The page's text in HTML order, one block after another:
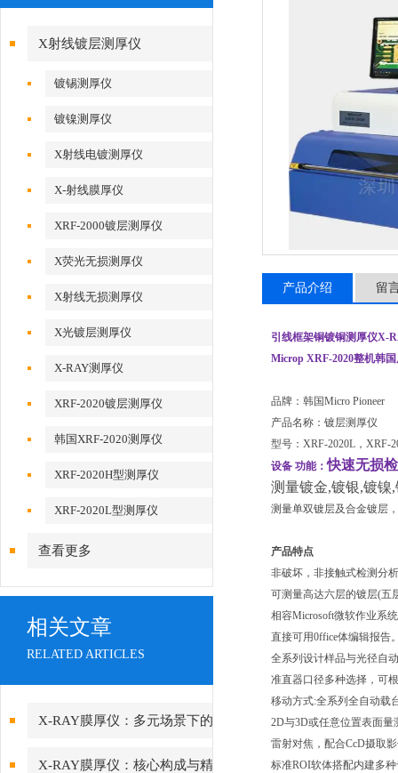
X射线镀层测厚仪
镀锡测厚仪
镀镍测厚仪
X射线电镀测厚仪
X-射线膜厚仪
XRF-2000镀层测厚仪
X荧光无损测厚仪
X射线无损测厚仪
X光镀层测厚仪
X-RAY测厚仪
XRF-2020镀层测厚仪
韩国XRF-2020测厚仪
XRF-2020H型测厚仪
XRF-2020L型测厚仪
查看更多
相关文章
RELATED ARTICLES
X-RAY膜厚仪：多元场景下的
精准检测边界
X-RAY膜厚仪：核心构成与精
产品介绍 留
引线框架铜镀铜测厚仪X-
Microp XRF-2020整机韩
品牌：韩国Micro Pioneer
产品名称：镀层测厚仪
型号：XRF-2020L，XRF-
设备 功能：快速无损
测量镀金,镀银,镀镍
测量单双镀层及合金镀层
产品特点
非破坏，非接触式检测分
可测量高达六层的镀层(五
相容Microsoft微软作业系
直接可用0ffice体编辑报告
全系列设计样品与光径自
准直器口径多种选择，可
移动方式:全系列全自动载
2D与3D或任意位置表面量
雷射对焦，配合CcD摄取
标准ROI软体搭配内建多